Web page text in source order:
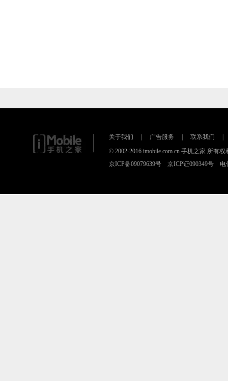
关于我们 广告服务 联系我们
© 2002-2016 imobile.com.cn 手机之家 所有
京ICP备09079639号 京ICP证090349号 电